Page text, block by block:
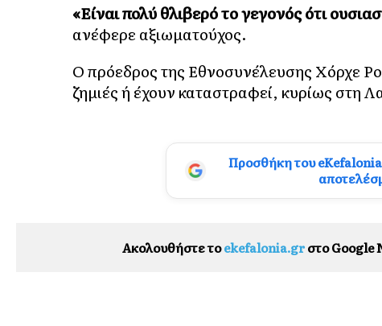
«Είναι πολύ θλιβερό το γεγονός ότι
ανέφερε αξιωματούχος.
Ο πρόεδρος της Εθνοσυνέλευσης Χόρχε
ζημιές ή έχουν καταστραφεί, κυρίως στη
Προσθήκη του
Ακολουθήστε τοekefalonia.grστο Google